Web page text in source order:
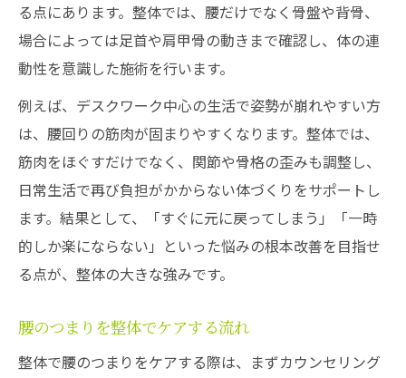
る点にあります。整体では、腰だけでなく骨盤や背骨、
場合によっては足首や肩甲骨の動きまで確認し、体の連
動性を意識した施術を行います。
例えば、デスクワーク中心の生活で姿勢が崩れやすい方
は、腰回りの筋肉が固まりやすくなります。整体では、
筋肉をほぐすだけでなく、関節や骨格の歪みも調整し、
日常生活で再び負担がかからない体づくりをサポートし
ます。結果として、「すぐに元に戻ってしまう」「一時
的しか楽にならない」といった悩みの根本改善を目指せ
る点が、整体の大きな強みです。
腰のつまりを整体でケアする流れ
整体で腰のつまりをケアする際は、まずカウンセリング